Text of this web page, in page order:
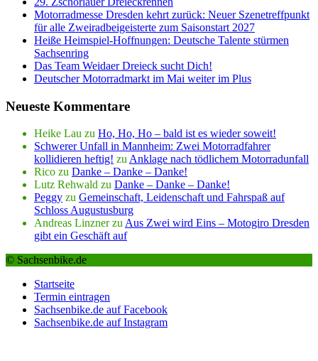
Motorradmesse Dresden kehrt zurück: Neuer Szenetreffpunkt
für alle Zweiradbeigeisterte zum Saisonstart 2027
Heiße Heimspiel-Hoffnungen: Deutsche Talente stürmen
Sachsenring
Das Team Weidaer Dreieck sucht Dich!
Deutscher Motorradmarkt im Mai weiter im Plus
Neueste Kommentare
Heike Lau zu Ho, Ho, Ho – bald ist es wieder soweit!
Schwerer Unfall in Mannheim: Zwei Motorradfahrer
kollidieren heftig! zu Anklage nach tödlichem Motorradunfall
Rico zu Danke – Danke – Danke!
Lutz Rehwald zu Danke – Danke – Danke!
Peggy zu Gemeinschaft, Leidenschaft und Fahrspaß auf
Schloss Augustusburg
Andreas Linznerzu Aus Zwei wird Eins – Motogiro Dresden
gibt ein Geschäft auf
© Sachsenbike.de
Startseite
Termin eintragen
Sachsenbike.de auf Facebook
Sachsenbike.de auf Instagram